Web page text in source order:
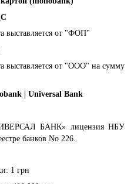
выставляется от "ФОП"
выставляется от "ООО" на сумму
| Universal Bank
БАНК» лицензия НБУ
банков No 226.
1 грн